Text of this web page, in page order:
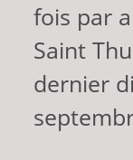
fois par
Saint
dernier